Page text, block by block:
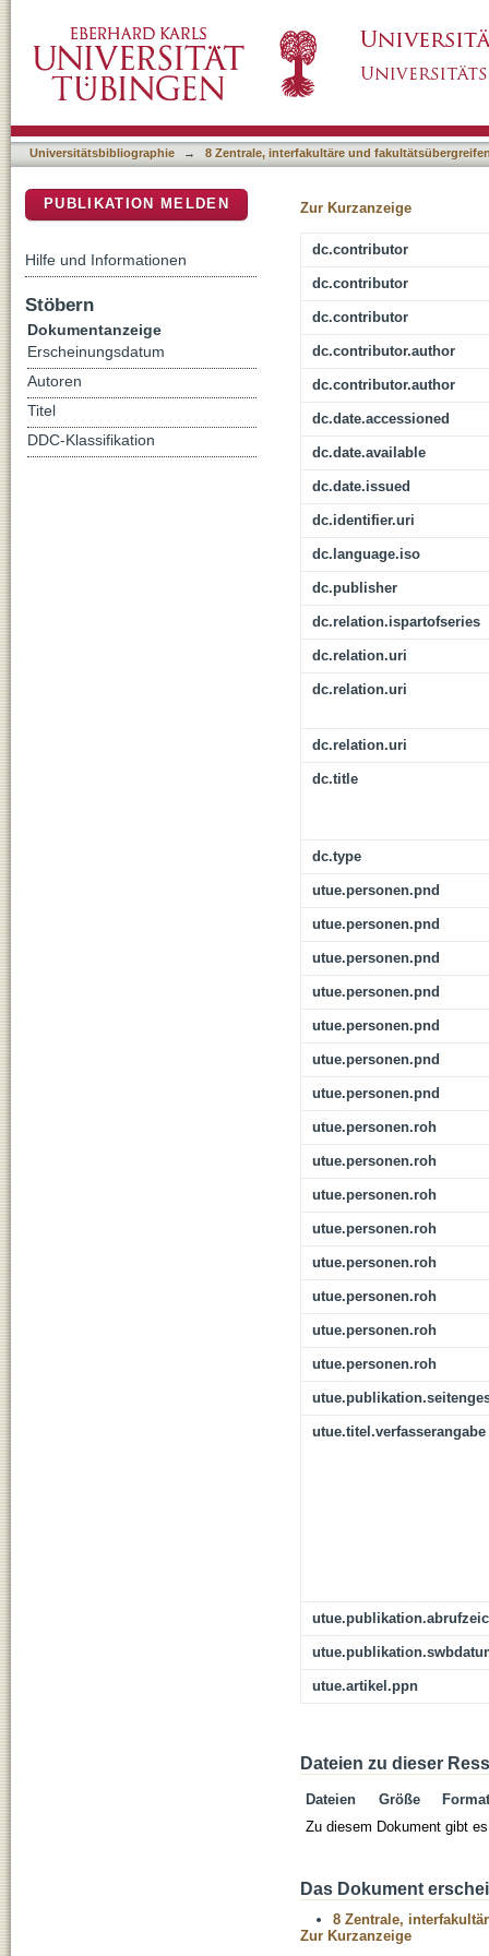
development" : future strategic orientation
Universitätsbibliographie → 8 Zentrale, interfakultäre und
Zur Kurzanzeige
dc.contributor
dc.contributor
dc.contributor
dc.contributor.author
dc.contributor.author
dc.date.accessioned
dc.date.available
dc.date.issued
dc.identifier.uri
dc.language.iso
dc.publisher
dc.relation.ispartofseries
dc.relation.uri
dc.relation.uri
dc.relation.uri
dc.title
dc.type
utue.personen.pnd
utue.personen.pnd
utue.personen.pnd
utue.personen.pnd
utue.personen.pnd
utue.personen.pnd
utue.personen.pnd
utue.personen.roh
utue.personen.roh
utue.personen.roh
utue.personen.roh
utue.personen.roh
utue.personen.roh
utue.personen.roh
utue.personen.roh
utue.titel.verfasserangabe
utue.artikel.ppn
Dateien zu dieser
Dateien Größe
Format
Zu diesem Dokument gibt
Das Dokument
8 Zentrale,
Zur Kurzanzeige
PUBLIKATION MELDEN
Hilfe und Informationen
Stöbern
Dokumentanzeige
Erscheinungsdatum
Autoren
Titel
DDC-Klassifikation